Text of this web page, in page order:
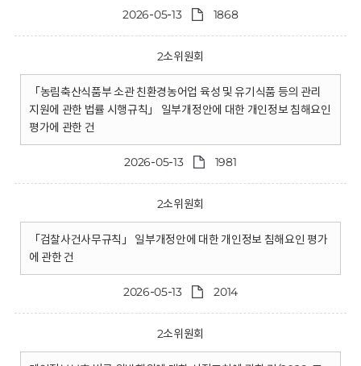
2026-05-13 1868
2소위원회
「농림축산식품부 소관 친환경농어업 육성 및 유기식품 등의 관리
지원에 관한 법률 시행규칙」 일부개정안에 대한 개인정보 침해요인
평가에 관한 건
2026-05-13 1981
2소위원회
「검찰사건사무규칙」 일부개정안에 대한 개인정보 침해요인 평가
에 관한 건
2026-05-13 2014
2소위원회